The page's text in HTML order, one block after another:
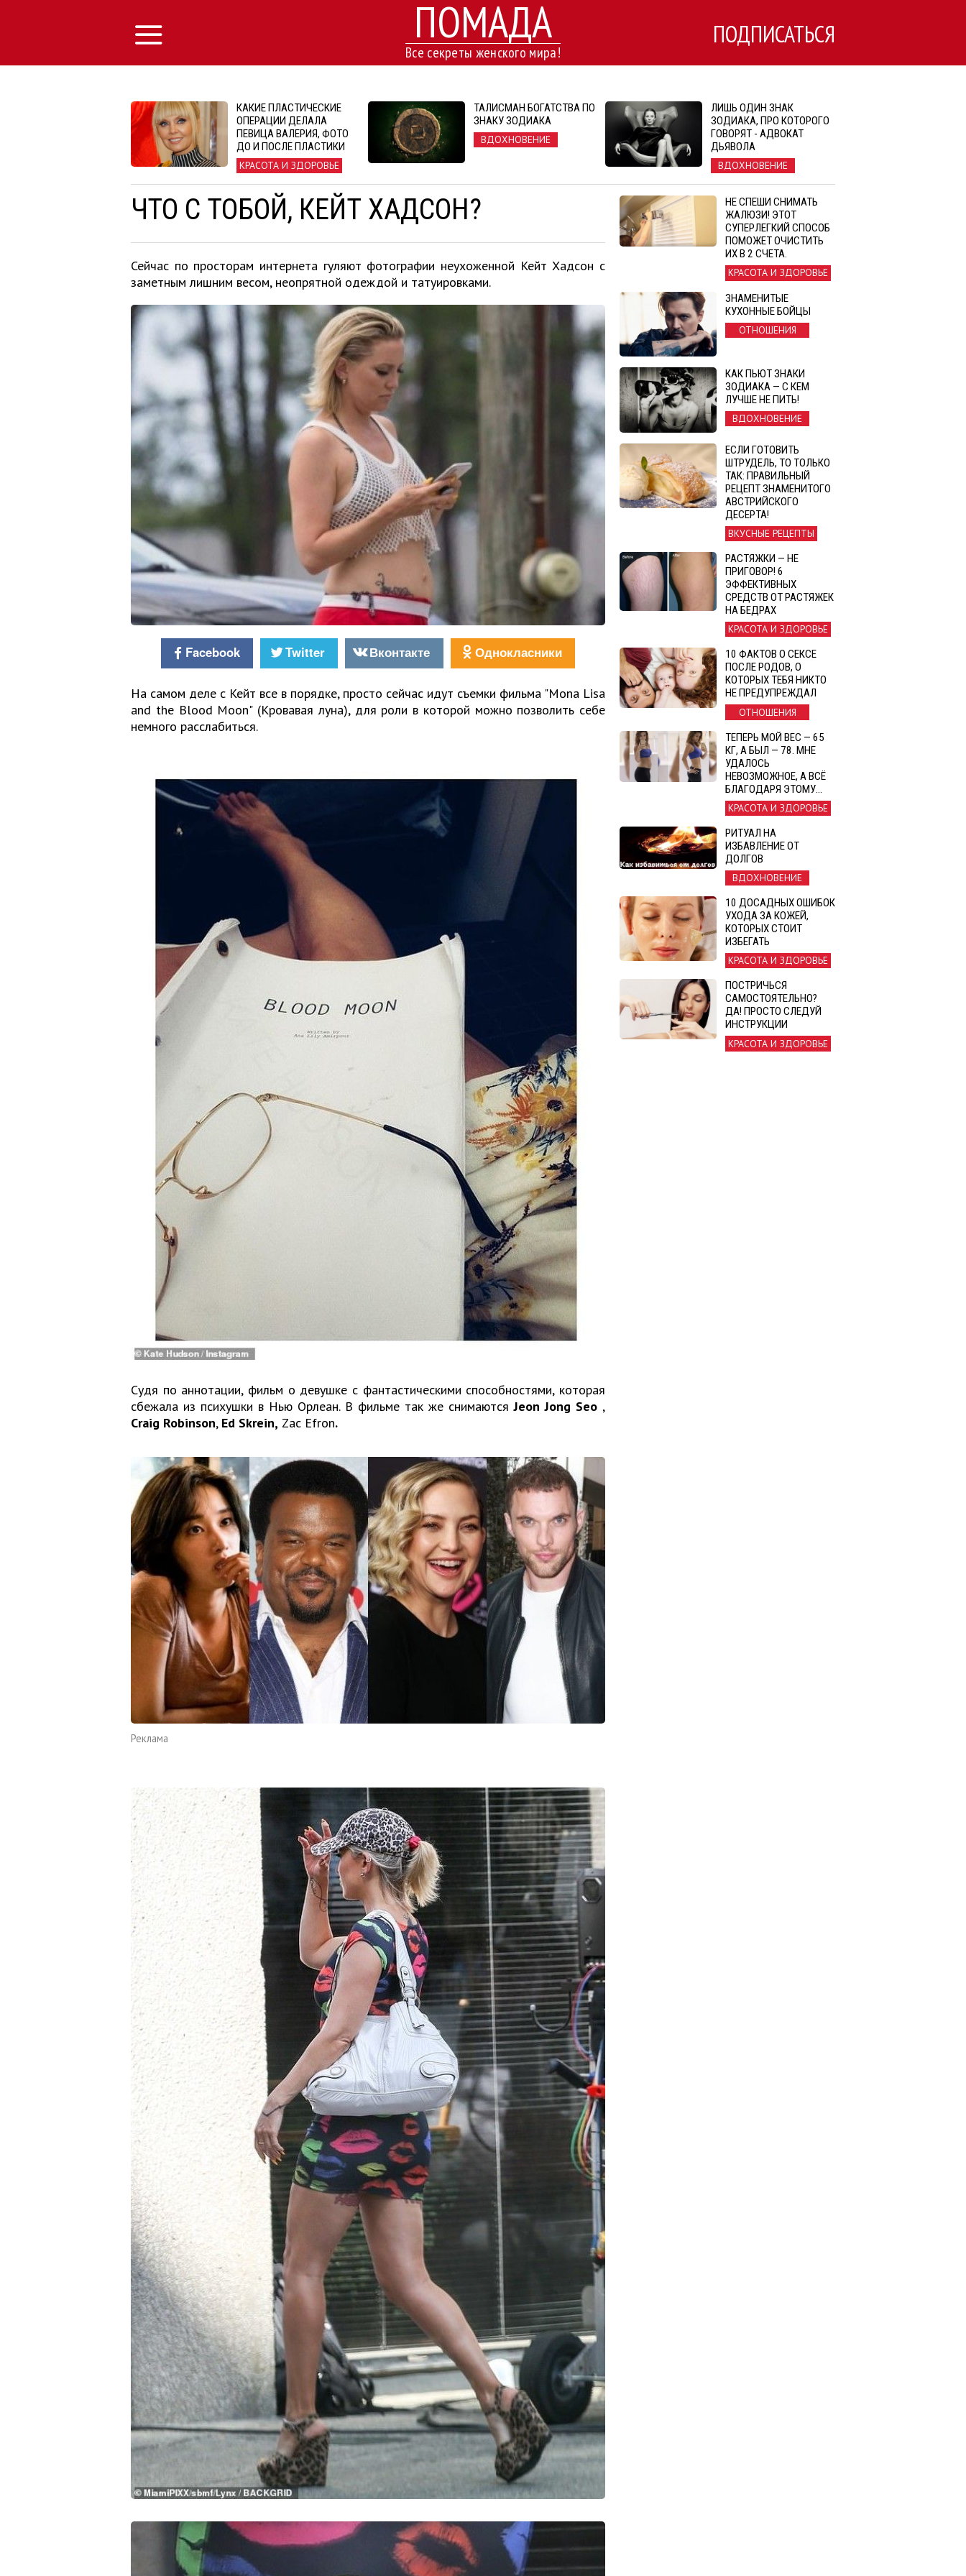
ПОМАДА
Все секреты женского мира!
ПОДПИСАТЬСЯ
КАКИЕ ПЛАСТИЧЕСКИЕ
ОПЕРАЦИИ ДЕЛАЛА
ПЕВИЦА ВАЛЕРИЯ, ФОТО
ДО И ПОСЛЕ ПЛАСТИКИ
КРАСОТА И ЗДОРОВЬЕ
ТАЛИСМАН БОГАТСТВА ПО
ЗНАКУ ЗОДИАКА
ВДОХНОВЕНИЕ
ЛИШЬ ОДИН ЗНАК
ЗОДИАКА, ПРО КОТОРОГО
ГОВОРЯТ - АДВОКАТ
ДЬЯВОЛА
ВДОХНОВЕНИЕ
ЧТО С ТОБОЙ, КЕЙТ ХАДСОН?
Сейчас по просторам интернета гуляют фотографии неухоженной Кейт Хадсон с
заметным лишним весом, неопрятной одеждой и татуировками.
Facebook Twitter Вконтакте Однокласники
На самом деле с Кейт все в порядке, просто сейчас идут съемки фильма "Mona Lisa
and the Blood Moon" (Кровавая луна), для роли в которой можно позволить себе
немного расслабиться.
Судя по аннотации, фильм о девушке с фантастическими способностями, которая
сбежала из психушки в Нью Орлеан. В фильме так же снимаютсяJeon Jong Seo ,
Craig Robinson, Ed Skrein, Zac Efron.
Реклама
НЕ СПЕШИ СНИМАТЬ
ЖАЛЮЗИ! ЭТОТ
СУПЕРЛЕГКИЙ СПОСОБ
ПОМОЖЕТ ОЧИСТИТЬ
ИХ В 2 СЧЕТА.
КРАСОТА И ЗДОРОВЬЕ
ЗНАМЕНИТЫЕ
КУХОННЫЕ БОЙЦЫ
ОТНОШЕНИЯ
КАК ПЬЮТ ЗНАКИ
ЗОДИАКА — С КЕМ
ЛУЧШЕ НЕ ПИТЬ!
ВДОХНОВЕНИЕ
ЕСЛИ ГОТОВИТЬ
ШТРУДЕЛЬ, ТО ТОЛЬКО
ТАК: ПРАВИЛЬНЫЙ
РЕЦЕПТ ЗНАМЕНИТОГО
АВСТРИЙСКОГО
ДЕСЕРТА!
ВКУСНЫЕ РЕЦЕПТЫ
РАСТЯЖКИ — НЕ
ПРИГОВОР! 6
ЭФФЕКТИВНЫХ
СРЕДСТВ ОТ РАСТЯЖЕК
НА БЕДРАХ
КРАСОТА И ЗДОРОВЬЕ
10 ФАКТОВ О СЕКСЕ
ПОСЛЕ РОДОВ, О
КОТОРЫХ ТЕБЯ НИКТО
НЕ ПРЕДУПРЕЖДАЛ
ОТНОШЕНИЯ
ТЕПЕРЬ МОЙ ВЕС — 65
КГ, А БЫЛ — 78. МНЕ
УДАЛОСЬ
НЕВОЗМОЖНОЕ, А ВСЁ
БЛАГОДАРЯ ЭТОМУ…
КРАСОТА И ЗДОРОВЬЕ
РИТУАЛ НА
ИЗБАВЛЕНИЕ ОТ
ДОЛГОВ
ВДОХНОВЕНИЕ
10 ДОСАДНЫХ ОШИБОК
УХОДА ЗА КОЖЕЙ,
КОТОРЫХ СТОИТ
ИЗБЕГАТЬ
КРАСОТА И ЗДОРОВЬЕ
ПОСТРИЧЬСЯ
САМОСТОЯТЕЛЬНО?
ДА! ПРОСТО СЛЕДУЙ
ИНСТРУКЦИИ
КРАСОТА И ЗДОРОВЬЕ